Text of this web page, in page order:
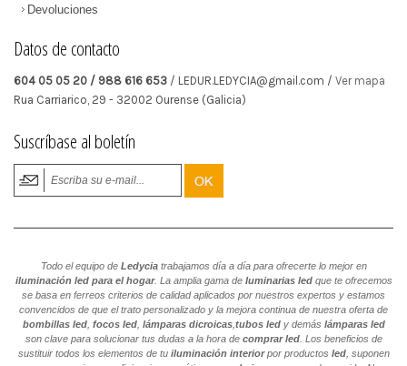
Devoluciones
Datos de contacto
604 05 05 20 / 988 616 653 / LEDUR.LEDYCIA@gmail.com / Ver mapa
Rua Carriarico, 29 - 32002 Ourense (Galicia)
Suscríbase al boletín
Todo el equipo de Ledyciatrabajamos día a día para ofrecerte lo mejor en
iluminación led para el hogar. La amplia gama de luminarias ledque te ofrecemos
se basa en ferreos criterios de calidad aplicados por nuestros expertos y estamos
convencidos de que el trato personalizado y la mejora continua de nuestra oferta de
bombillas led, focos led, lámparas dicroicas, tubos ledy demás lámparas led
son clave para solucionar tus dudas a la hora de comprar led. Los beneficios de
sustituir todos los elementos de tu iluminación interiorpor productos led, suponen